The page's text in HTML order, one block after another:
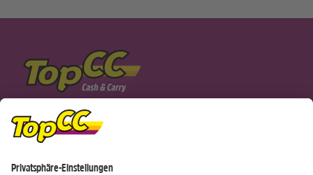
EINKAUFEN WIE DIE PROFIS NEWSLETTER
Ich bin bereits TopCC Kunde